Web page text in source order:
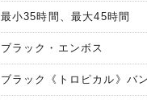
最小35時間、最大45時間
ブラック・エンボス
ブラック《トロピカル》